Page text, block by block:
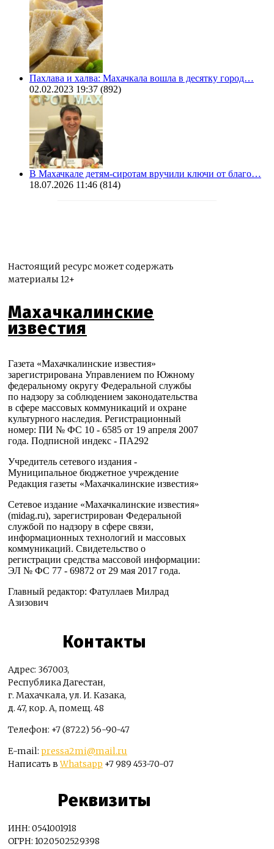
Пахлава и халва: Махачкала вошла в десятку город…
02.02.2023 19:37 (892)
В Махачкале детям-сиротам вручили ключи от благо…
18.07.2026 11:46 (814)
Настоящий ресурс может содержать
материалы 12+
Махачкалинские
известия
Газета «Махачкалинские известия»
зарегистрирована Управлением по Южному
федеральному округу Федеральной службы
по надзору за соблюдением законодательства
в сфере массовых коммуникаций и охране
культурного наследия. Регистрационный
номер: ПИ № ФС 10 - 6585 от 19 апреля 2007
года. Подписной индекс - ПА292
Учредитель сетевого издания -
Муниципальное бюджетное учреждение
Редакция газеты «Махачкалинские известия»
Сетевое издание «Махачкалинские известия»
(midag.ru), зарегистрирован Федеральной
службой по надзору в сфере связи,
информационных технологий и массовых
коммуникаций. Свидетельство о
регистрации средства массовой информации:
ЭЛ № ФС 77 - 69872 от 29 мая 2017 года.
Главный редактор: Фатуллаев Милрад
Азизович
Контакты
Адрес: 367003,
Республика Дагестан,
г. Махачкала, ул. И. Казака,
д. 47, кор. А, помещ. 48
Телефон: +7 (8722) 56-90-47
E-mail: pressa2mi@mail.ru
Написать вWhatsapp +7 989 453-70-07
Реквизиты
ИНН: 0541001918
ОГРН: 1020502529398